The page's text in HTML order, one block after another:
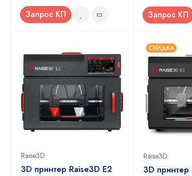
Запрос КП Запрос КП
Raise3D
3D принтер Raise3D E2
СКИДКА
Raise3D
3D принтер